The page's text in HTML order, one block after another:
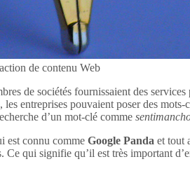
de contenu Web
de sociétés fournissaient des
entreprises pouvaient poser des
d’un mot-clé comme
est connu comme Google Panda et tout
qui signifie qu’il est très important